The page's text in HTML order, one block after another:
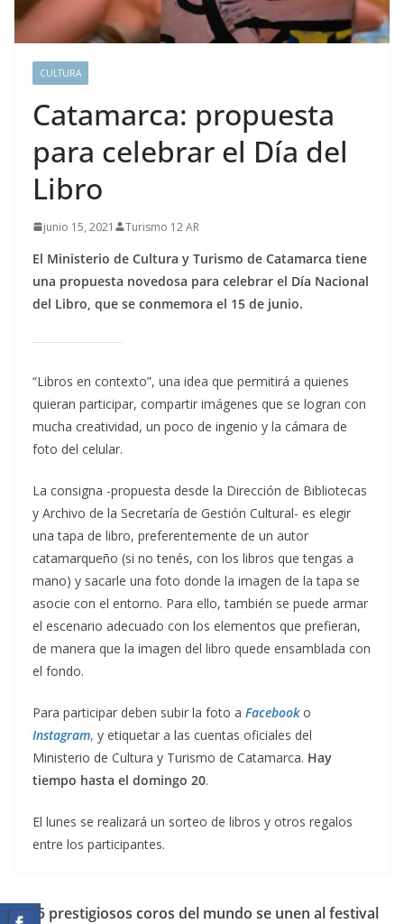
CULTURA
Catamarca: propuesta
para celebrar el Día del
Libro
junio 15, 2021 Turismo 12 AR
El Ministerio de Cultura y Turismo de Catamarca tiene
una propuesta novedosa para celebrar el Día Nacional
del Libro, que se conmemora el 15 de junio.
“Libros en contexto”, una idea que permitirá a quienes
quieran participar, compartir imágenes que se logran con
mucha creatividad, un poco de ingenio y la cámara de
foto del celular.
La consigna -propuesta desde la Dirección de Bibliotecas
y Archivo de la Secretaría de Gestión Cultural- es elegir
una tapa de libro, preferentemente de un autor
catamarqueño (si no tenés, con los libros que tengas a
mano) y sacarle una foto donde la imagen de la tapa se
asocie con el entorno. Para ello, también se puede armar
el escenario adecuado con los elementos que prefieran,
de manera que la imagen del libro quede ensamblada con
el fondo.
Para participar deben subir la foto a Facebook o
Instagram, y etiquetar a las cuentas oficiales del
Ministerio de Cultura y Turismo de Catamarca. Hay
tiempo hasta el domingo 20.
El lunes se realizará un sorteo de libros y otros regalos
entre los participantes.
15 prestigiosos coros del mundo se unen al festival